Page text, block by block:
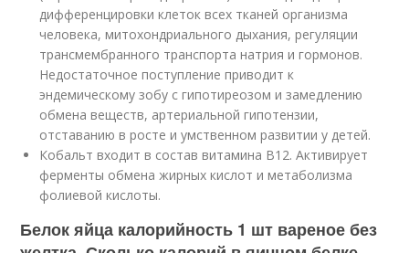
дифференцировки клеток всех тканей организма
человека, митохондриального дыхания, регуляции
трансмембранного транспорта натрия и гормонов.
Недостаточное поступление приводит к
эндемическому зобу с гипотиреозом и замедлению
обмена веществ, артериальной гипотензии,
отставанию в росте и умственном развитии у детей.
Кобальт входит в состав витамина В12. Активирует
ферменты обмена жирных кислот и метаболизма
фолиевой кислоты.
Белок яйца калорийность 1 шт вареное без